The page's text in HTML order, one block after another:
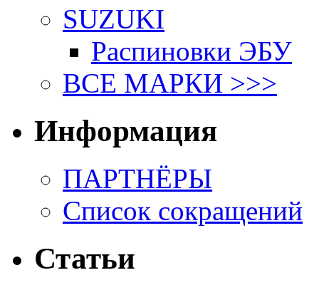
SUZUKI
Распиновки ЭБУ
ВСЕ МАРКИ >>>
Информация
ПАРТНЁРЫ
Список сокращений
Статьи